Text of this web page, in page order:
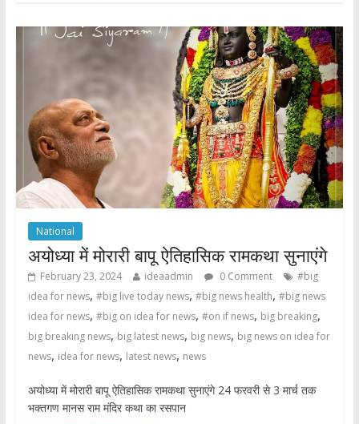
o
k
A
p
National
अयोध्या में मोरारी बापू ऐतिहासिक रामकथा सुनाएंगे
February 23, 2024 ideaadmin 0 Comment
#big
idea for news, #big live today news, #big news health, #big news
idea for news, #big on idea for news, #on if news, big breaking,
big breaking news, big latest news, big news, big news on idea for
news, idea for news, latest news, news
अयोध्या में मोरारी बापू ऐतिहासिक रामकथा सुनाएंगे 24 फरवरी से 3 मार्च तक
भक्तगण मानस राम मंदिर कथा का रसपान